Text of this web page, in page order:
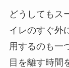
どうしてもス
イレのすぐ外
用するのも一
目を離す時間